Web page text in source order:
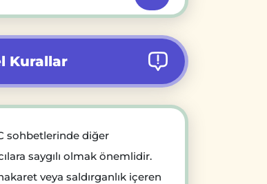
Kurallar
sohbetlerinde diğer
saygılı olmak önemlidir.
veya saldırganlık içeren